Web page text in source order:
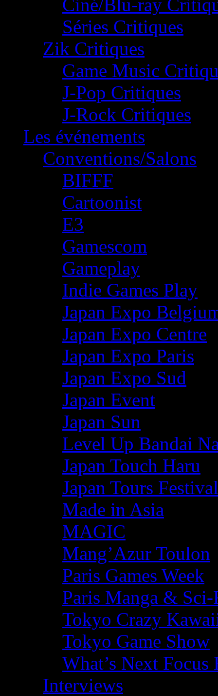
Ciné/Blu-ray
Séries Critiques
Zik Critiques
Game Music
J-Pop Critiques
J-Rock Critiques
Les événements
Conventions/Salons
BIFFF
Cartoonist
E3
Gamescom
Gameplay
Indie Games Play
Japan Expo
Japan Expo Centre
Japan Expo Paris
Japan Expo Sud
Japan Event
Japan Sun
Level Up Bandai
Japan Touch Haru
Japan Tours Festival
Made in Asia
MAGIC
Mang’Azur Toulon
Paris Games Week
Paris Manga &
Tokyo Crazy
Tokyo Game Show
What’s Next
Interviews